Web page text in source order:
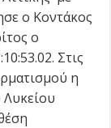
ο Κοντάκος
ο
Στις
η